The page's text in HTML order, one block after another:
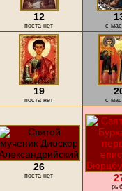
12
поста нет с
19
поста нет с
26
поста нет